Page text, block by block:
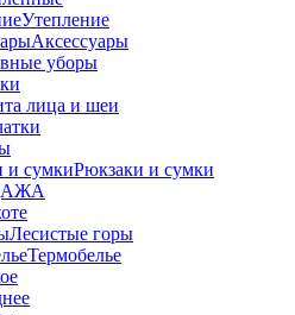
Утепление
Аксессуары
уборы
лица и шеи
Рюкзаки и сумки
Лесистые горы
Термобелье